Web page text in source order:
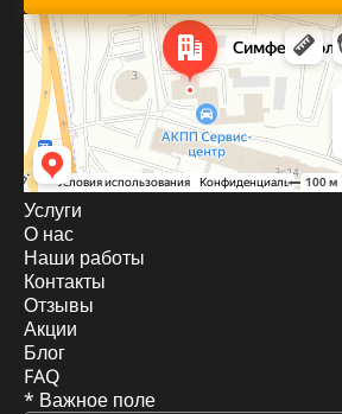
Услуги
О нас
Наши работы
Контакты
Отзывы
Акции
Блог
FAQ
* Важное поле